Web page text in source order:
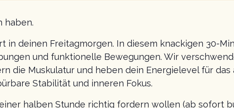
haben.
in deinen Freitagmorgen. In diesem knackigen 30-
und funktionelle Bewegungen. Wir
die Muskulatur und heben dein Energielevel für das
Stabilität und inneren Fokus.
halben Stunde richtig fordern wollen (ab sofort